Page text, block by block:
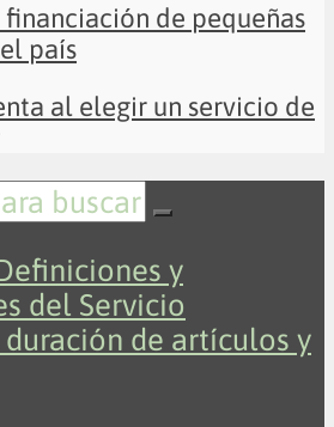
de pequeñas
país
al elegir un servicio de
y
del Servicio
de artículos y